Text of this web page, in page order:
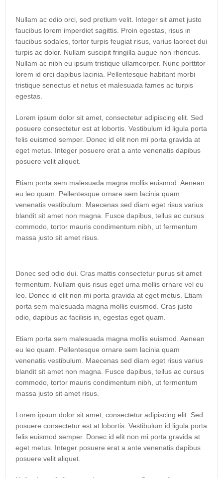
Nullam ac odio orci, sed pretium velit. Integer sit amet justo
faucibus lorem imperdiet sagittis. Proin egestas, risus in
faucibus sodales, tortor turpis feugiat risus, varius laoreet dui
turpis ac dolor. Nullam suscipit fringilla augue non rhoncus.
Nullam ac nibh eu ipsum tristique ullamcorper. Nunc porttitor
lorem id orci dapibus lacinia. Pellentesque habitant morbi
tristique senectus et netus et malesuada fames ac turpis
egestas.
Lorem ipsum dolor sit amet, consectetur adipiscing elit. Sed
posuere consectetur est at lobortis. Vestibulum id ligula porta
felis euismod semper. Donec id elit non mi porta gravida at
eget metus. Integer posuere erat a ante venenatis dapibus
posuere velit aliquet.
Etiam porta sem malesuada magna mollis euismod. Aenean
eu leo quam. Pellentesque ornare sem lacinia quam
venenatis vestibulum. Maecenas sed diam eget risus varius
blandit sit amet non magna. Fusce dapibus, tellus ac cursus
commodo, tortor mauris condimentum nibh, ut fermentum
massa justo sit amet risus.
Donec sed odio dui. Cras mattis consectetur purus sit amet
fermentum. Nullam quis risus eget urna mollis ornare vel eu
leo. Donec id elit non mi porta gravida at eget metus. Etiam
porta sem malesuada magna mollis euismod. Cras justo
odio, dapibus ac facilisis in, egestas eget quam.
Etiam porta sem malesuada magna mollis euismod. Aenean
eu leo quam. Pellentesque ornare sem lacinia quam
venenatis vestibulum. Maecenas sed diam eget risus varius
blandit sit amet non magna. Fusce dapibus, tellus ac cursus
commodo, tortor mauris condimentum nibh, ut fermentum
massa justo sit amet risus.
Lorem ipsum dolor sit amet, consectetur adipiscing elit. Sed
posuere consectetur est at lobortis. Vestibulum id ligula porta
felis euismod semper. Donec id elit non mi porta gravida at
eget metus. Integer posuere erat a ante venenatis dapibus
posuere velit aliquet.